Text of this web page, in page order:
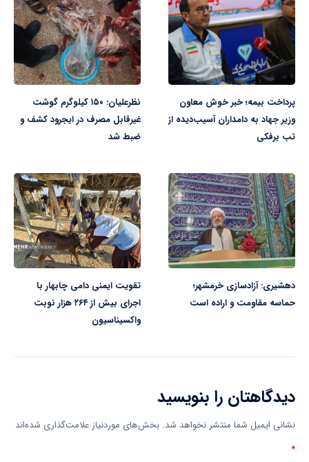
پرداخت بیمه؛ خبر خوش معاون
وزیر جهاد به دامداران آسیب‌دیده از
تب برفکی
نظرعلیان: ۱۵۰ کیلوگرم گوشت
غیرقابل مصرف در ایجرود کشف و
ضبط شد
دهشیری: آزادسازی خرمشهر؛
حماسه مقاومت و اراده است
تقویت ایمنی دامی چابهار با
اجرای بیش از ۲۶۴ هزار نوبت
واکسیناسیون
دیدگاهتان را بنویسید
نشانی ایمیل شما منتشر نخواهد شد. بخش‌های موردنیاز علامت‌گذاری شده‌اند
*